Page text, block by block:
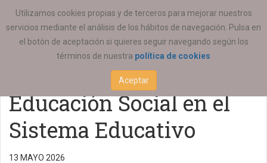
Utilizamos cookies propias y de terceros para mejorar nuestros
servicios mediante el análisis de los hábitos de navegación. Pulsa en
el botón de aceptación si quieres seguir navegando según los
términos de nuestra política de cookies
Aceptar
ESTÁ AQUÍ: FORMACIÓN COLEGIAL
Reunión de organización
de la III Jornada de
Educación Social en el
Sistema Educativo
13 MAYO 2026